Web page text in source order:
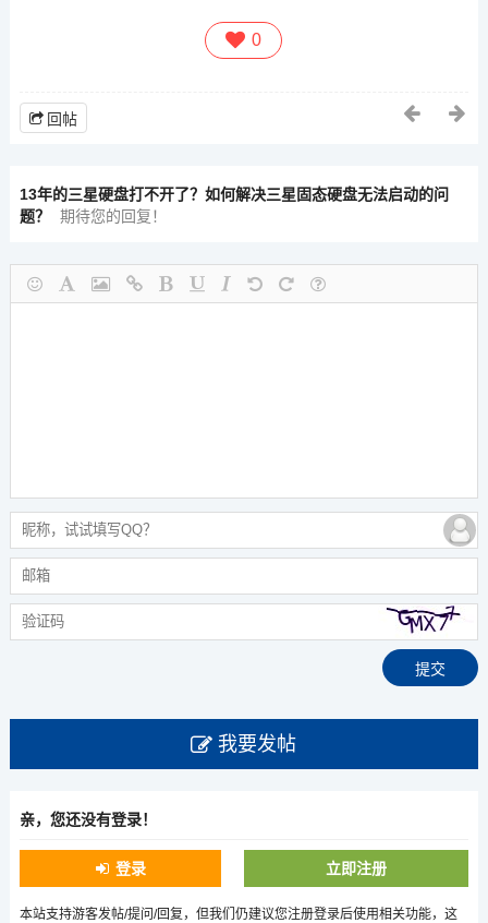
0
回帖
13年的三星硬盘打不开了？如何解决三星固态硬盘无法启动的问
题？
期待您的回复！
我要发帖
亲，您还没有登录！
登录 立即注册
本站支持游客发帖/提问/回复，但我们仍建议您注册登录后使用相关功能，这